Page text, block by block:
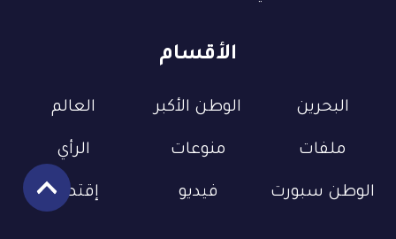
الأقسام
البحرين الوطن الأكبر العالم
ملفات منوعات الرأي
الوطن سبورت فيديو إقتصاد